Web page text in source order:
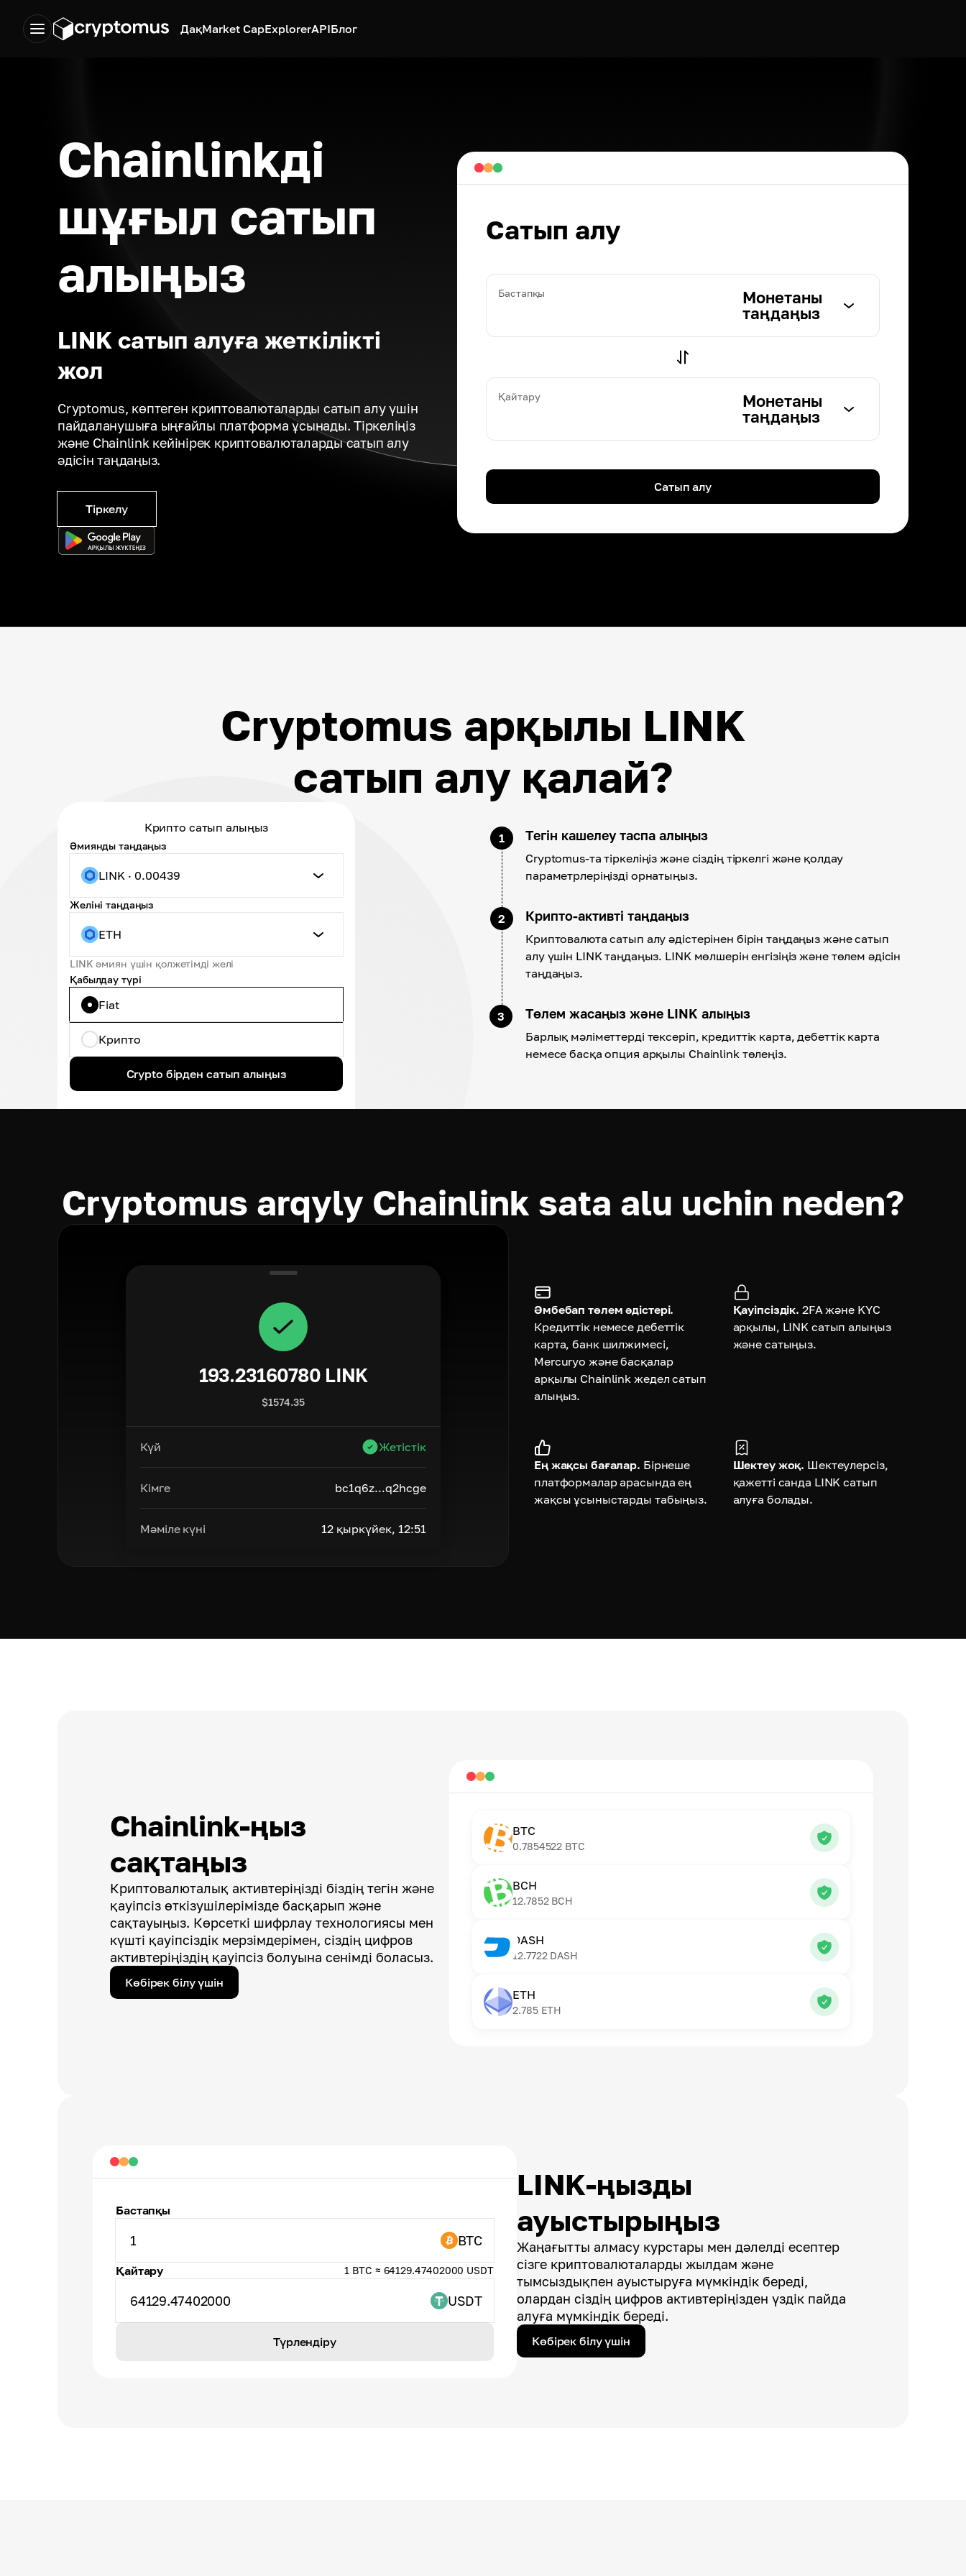
ДақMarket CapExplorerAPIБлог
Chainlinkді
шұғыл сатып
алыңыз
LINK сатып алуға жеткілікті
жол
Cryptomus, көптеген криптовалюталарды сатып алу үшін
пайдаланушыға ыңғайлы платформа ұсынады. Тіркеліңіз
және Chainlink кейінірек криптовалюталарды сатып алу
әдісін таңдаңыз.
Тіркелу
Сатып алу
Бастапқы
Монетаны
таңдаңыз
Қайтару
Монетаны
таңдаңыз
Сатып алу
Cryptomus арқылы LINK
сатып алу қалай?
Крипто сатып алыңыз
Әмиянды таңдаңыз
LINK · 0.00439
Желіні таңдаңыз
ETH
LINK әмиян үшін қолжетімді желі
Қабылдау түрі
Fiat
Крипто
Crypto бірден сатып алыңыз
1 Тегін кашелеу таспа алыңыз
Cryptomus-та тіркеліңіз және сіздің тіркелгі және қолдау
параметрлеріңізді орнатыңыз.
2 Крипто-активті таңдаңыз
Криптовалюта сатып алу әдістерінен бірін таңдаңыз және сатып
алу үшін LINK таңдаңыз. LINK мөлшерін енгізіңіз және төлем әдісін
таңдаңыз.
3 Төлем жасаңыз және LINK алыңыз
Барлық мәліметтерді тексеріп, кредиттік карта, дебеттік карта
немесе басқа опция арқылы Chainlink төлеңіз.
Cryptomus arqyly Chainlink sata alu uchin neden?
193.23160780 LINK
$1574.35
Күй Жетістік
Кімге bc1q6z...q2hcge
Мәміле күні 12 қыркүйек, 12:51
Әмбебап төлем әдістері.
Кредиттік немесе дебеттік
карта, банк шилжимесі,
Mercuryo және басқалар
арқылы Chainlink жедел сатып
алыңыз.
Қауіпсіздік. 2FA және KYC
арқылы, LINK сатып алыңыз
және сатыңыз.
Ең жақсы бағалар. Бірнеше
платформалар арасында ең
жақсы ұсыныстарды табыңыз.
Шектеу жоқ. Шектеулерсіз,
қажетті санда LINK сатып
алуға болады.
Chainlink-ңыз
сақтаңыз
Криптовалюталық активтеріңізді біздің тегін және
қауіпсіз өткізушілерімізде басқарып және
сақтауыңыз. Көрсеткі шифрлау технологиясы мен
күшті қауіпсіздік мерзімдерімен, сіздің цифров
активтеріңіздің қауіпсіз болуына сенімді боласыз.
Көбірек білу үшін
BTC
0.7854522 BTC
BCH
12.7852 BCH
DASH
12.7722 DASH
ETH
2.785 ETH
LINK-ңызды
ауыстырыңыз
Жаңағытты алмасу курстары мен дәлелді есептер
сізге криптовалюталарды жылдам және
тымсыздықпен ауыстыруға мүмкіндік береді,
олардан сіздің цифров активтеріңізден үздік пайда
алуға мүмкіндік береді.
Көбірек білу үшін
Бастапқы
1 BTC
Қайтару 1 BTC ≈ 64129.47402000 USDT
64129.47402000 USDT
Түрлендіру